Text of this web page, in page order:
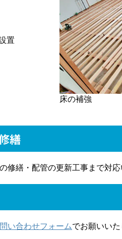
置
床の補強
繕
修繕・配管の更新工事まで対応
い合わせフォームでお願いいた